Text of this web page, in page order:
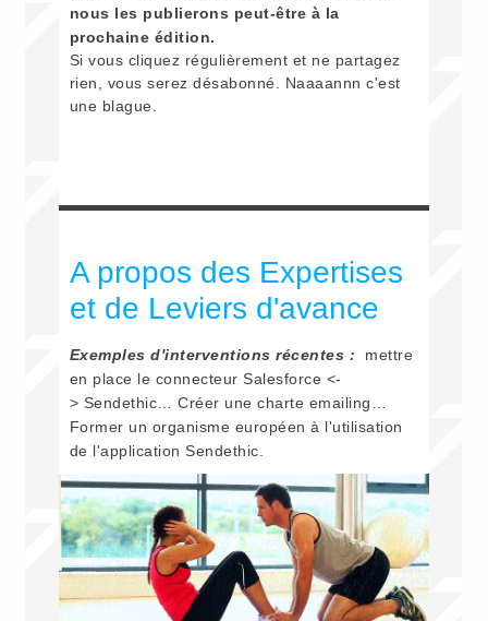
nous les publierons peut-être à la
prochaine édition.
Si vous cliquez régulièrement et ne partagez
rien, vous serez désabonné. Naaaannn c'est
une blague.
A propos des Expertises
et de Leviers d'avance
Exemples d'interventions récentes :
mettre
en place le connecteur Salesforce <-
> Sendethic… Créer une charte emailing…
Former un organisme européen à l'utilisation
de l'application Sendethic.